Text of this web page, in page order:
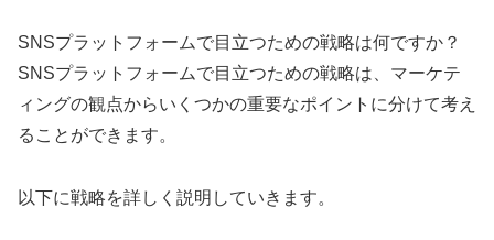
SNSプラットフォームで目立つための戦略は何ですか？
SNSプラットフォームで目立つための戦略は、マーケテ
ィングの観点からいくつかの重要なポイントに分けて考え
ることができます。
以下に戦略を詳しく説明していきます。